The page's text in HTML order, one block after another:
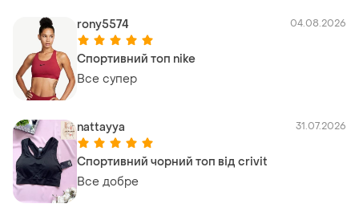
rony5574 04.08.2026
Спортивний топ nike
Все супер
nattayya 31.07.2026
Спортивний чорний топ від crivit
Все добре